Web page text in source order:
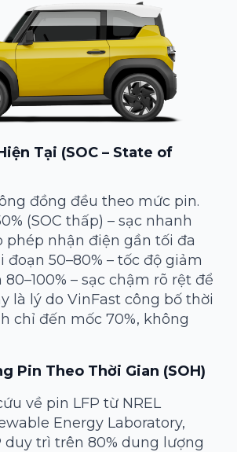
Tại (SOC – State of
đồng đều theo mức pin.
(SOC thấp) – sạc nhanh
phép nhận điện gần tối đa
đoạn 50–80% – tốc độ giảm
– sạc chậm rõ rệt để
là lý do VinFast công bố thời
chỉ đến mốc 70%, không
Pin Theo Thời Gian (SOH)
về pin LFP từ NREL
Energy Laboratory,
duy trì trên 80% dung lượng